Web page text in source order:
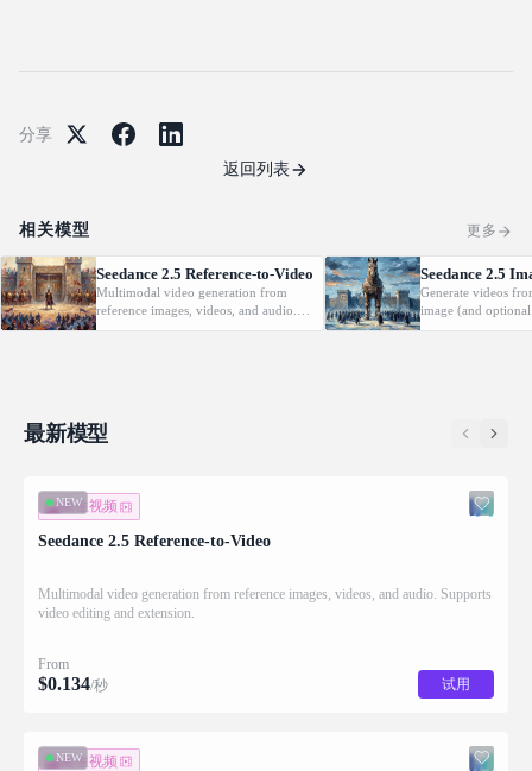
分享
返回列表
相关模型 更多
Seedance 2.5 Reference-to-Video
Multimodal video generation from
reference images, videos, and audio.
Supports video editing and extension.
Seedance 2.5
Generate videos
image (and
with native audio.
最新模型
NEW
图生视频
Seedance 2.5 Reference-to-Video
Multimodal video generation from reference images, videos, and audio. Supports
video editing and extension.
From
$0.134/秒 试用
NEW
图生视频